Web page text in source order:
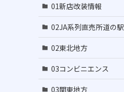
01新店改装情報
02JA系列直売所道の駅
02東北地方
03コンビニエンス
03関東地方